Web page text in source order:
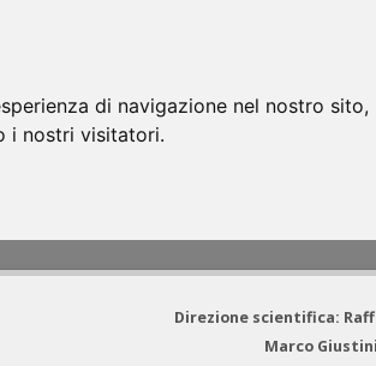
di navigazione nel nostro
i nostri visitatori.
Direzione scientifica:
Marco